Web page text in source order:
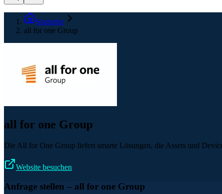
Startseite
all for one Group
all for one Group
Die All for One Group liefert smarte Lösungen, die Assets und
Website besuchen
Anfrage stellen – all for one Group